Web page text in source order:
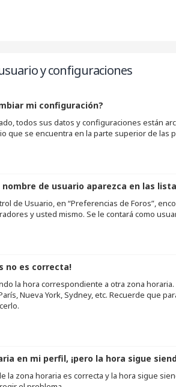
y configuraciones
mi configuración?
todos sus datos y configuraciones están
que se encuentra en la parte superior de las
nombre de usuario aparezca en las
de Usuario, en “Preferencias de Foros”,
y usted mismo. Se le contará como
no es correcta!
la hora correspondiente a otra zona
Nueva York, Sydney, etc. Recuerde que
en mi perfil, ¡pero la hora sigue
la zona horaria es correcta y la hora sigue